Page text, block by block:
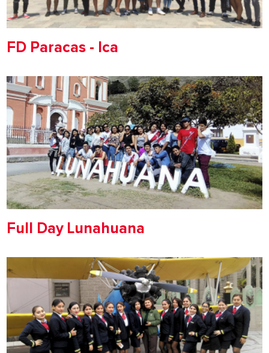
FD Paracas - Ica
Full Day Lunahuana